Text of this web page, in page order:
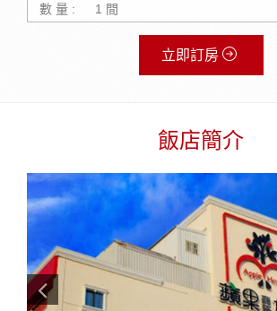
數 量 :
立即訂房
飯店簡介